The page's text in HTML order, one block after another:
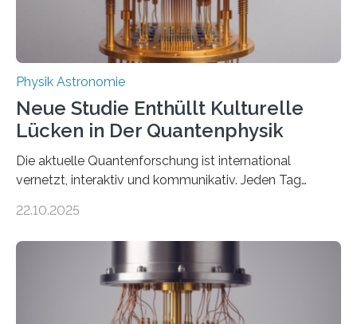
Physik Astronomie
Neue Studie Enthüllt Kulturelle
Lücken in Der Quantenphysik
Die aktuelle Quantenforschung ist international
vernetzt, interaktiv und kommunikativ. Jeden Tag
oft von Autor*innen, die eng zusammenarbeiten. Neue
werden schnell weiterentwickelt. Dies ist der Alltag in
der Forschung der Quantentheorie, die dieses Jahr 100
Jahre alt geworden ist, weshalb die UNESCO 2025 zum
22.10.2025